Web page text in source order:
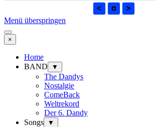
<
>
Menü überspringen
×
Home
BAND
▼
The Dandys
Nostalgie
ComeBack
Weltrekord
Der 6. Dandy
Songs
▼